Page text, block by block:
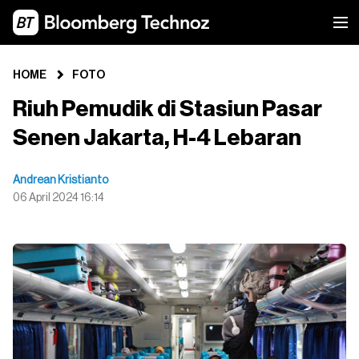
HOME FOTO
Riuh Pemudik di Stasiun Pasar
Senen Jakarta, H-4 Lebaran
Andrean Kristianto
06 April 2024 16:14